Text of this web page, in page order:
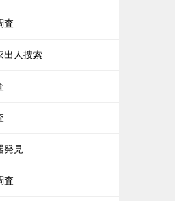
査
出人捜索
発見
査